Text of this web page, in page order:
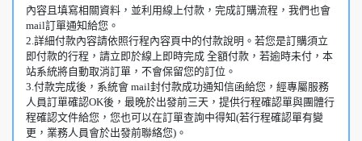
內容且填寫相關資料，並利用線上付款，完成訂購流程，我們也會
mail訂單通知給您。
2.詳細付款內容請依照行程內容頁中的付款說明。若您是訂購須立
即付款的行程，請立即於線上即時完成 全額付款，若逾時未付，本
站系統將自動取消訂單，不會保留您的訂位。
3.付款完成後，系統會 mail封付款成功通知信函給您，經專屬服務
人員訂單確認OK後，最晚於出發前三天，提供行程確認單與團體行
程確認文件給您，您也可以在訂單查詢中得知(若行程確認單有變
更，業務人員會於出發前聯絡您)。